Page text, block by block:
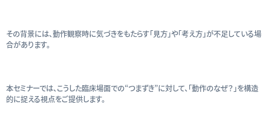
その背景には、動作観察時に気づきをもたらす「見方」や「考え方」が不足している場
合があります。
本セミナーでは、こうした臨床場面での“つまずき”に対して、「動作のなぜ？」を構造
的に捉える視点をご提供します。